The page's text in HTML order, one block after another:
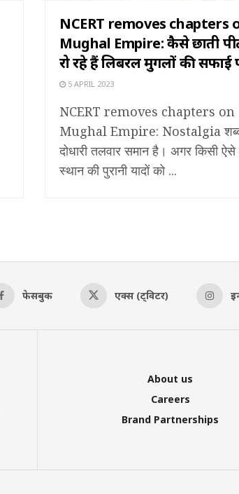
NCERT removes chapters
Mughal Empire: कैसे छाती
रो रहे हैं लिबरल मुगलों की सफाई
5 APRIL 2023
NCERT removes chapters on
Mughal Empire: Nostalgia
दोधारी तलवार समान है। अगर किसी ऐसे
स्थान की पुरानी यादों को ...
फेसबुक एक्स (ट्विटर)
About us
Careers
Brand Partnerships